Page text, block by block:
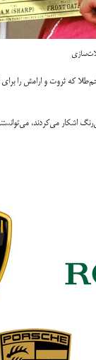
که ثروت و ارامش را
اشکار می‌کردند،